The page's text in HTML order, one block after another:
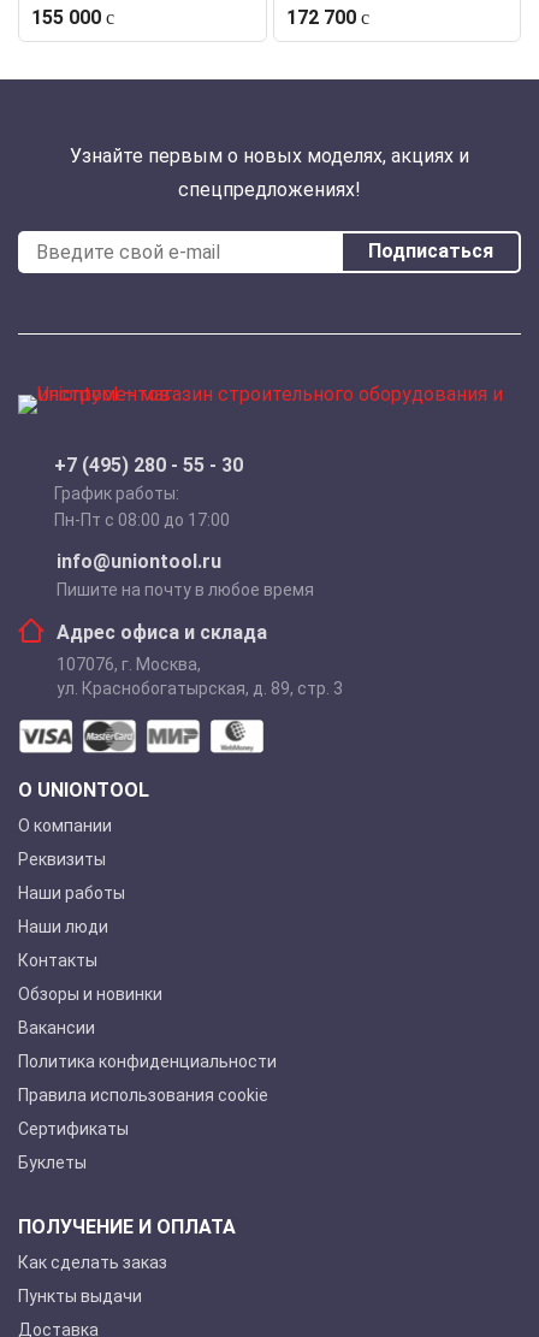
155 000 172 700
Узнайте первым о новых моделях, акциях и
спецпредложениях!
Подписаться
+7 (495) 280 - 55 - 30
График работы:
Пн-Пт с 08:00 до 17:00
info@uniontool.ru
Пишите на почту в любое время
Адрес офиса и склада
107076, г. Москва,
ул. Краснобогатырская, д. 89, стр. 3
О UNIONTOOL
О компании
Реквизиты
Наши работы
Наши люди
Контакты
Обзоры и новинки
Вакансии
Политика конфиденциальности
Правила использования cookie
Сертификаты
Буклеты
ПОЛУЧЕНИЕ И ОПЛАТА
Как сделать заказ
Пункты выдачи
Доставка